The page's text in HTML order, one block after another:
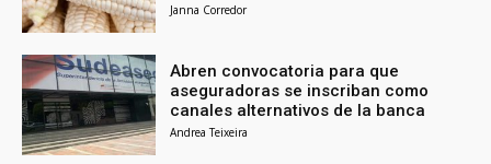
Janna Corredor
Abren convocatoria para que
aseguradoras se inscriban como
canales alternativos de la banca
Andrea Teixeira